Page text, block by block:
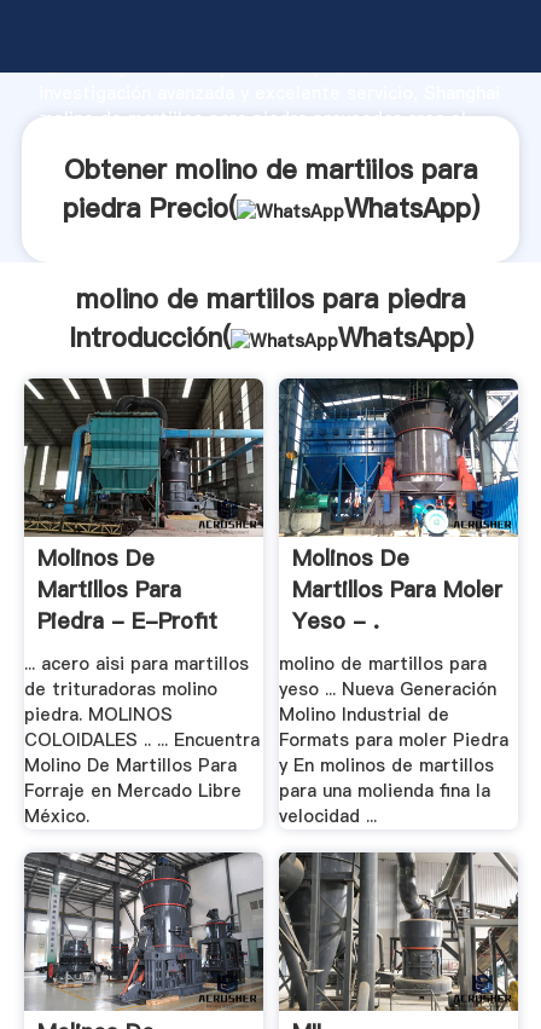
fuerte capacidad de producción, fuerza de
molino de martiilos para piedra proveedor crea el
Obtener molino de martiilos para
piedra Precio(
WhatsApp)
molino de martiilos para piedra
Introducción(
WhatsApp)
Molinos De
Martillos Para
Piedra - E-Profit
... acero aisi para martillos
de trituradoras molino
piedra. MOLINOS
COLOIDALES .. ... Encuentra
Molino De Martillos Para
Forraje en Mercado Libre
México.
Molinos De
Martillos Para Moler
Yeso - .
molino de martillos para
yeso ... Nueva Generación
Molino Industrial de
Formats para moler Piedra
y En molinos de martillos
para una molienda fina la
velocidad ...